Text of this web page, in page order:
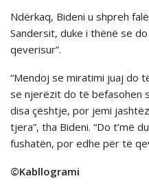
Ndërkaq, Bideni u shpreh
Sandersit, duke i thënë se
qeverisur”.
“Mendoj se miratimi juaj do
se njerëzit do të befasohen
disa çështje, por jemi
tjera”, tha Bideni. “Do t’më
fushatën, por edhe për të
©Kabllogrami